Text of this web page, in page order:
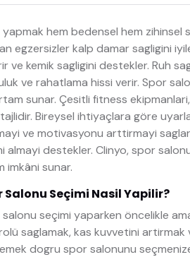
hem bedensel hem zihinsel
egzersizler kalp damar sagligini
ve kemik sagligini destekler. Ruh
ve rahatlama hissi verir. Spor
sunar. Çesitli fitness
Bireysel ihtiyaçlara göre
ve motivasyonu arttirmayi
almayi destekler. Clinyo, spor
imkâni sunar.
Salonu Seçimi Nasil Yapilir?
seçimi yaparken öncelikle
saglamak, kas kuvvetini
dogru spor salonunu